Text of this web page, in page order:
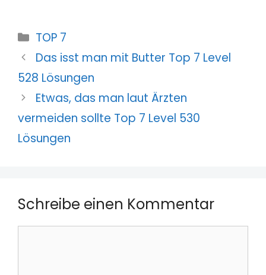
Kategorien
TOP 7
Das isst man mit Butter Top 7 Level
528 Lösungen
Etwas, das man laut Ärzten
vermeiden sollte Top 7 Level 530
Lösungen
Schreibe einen Kommentar